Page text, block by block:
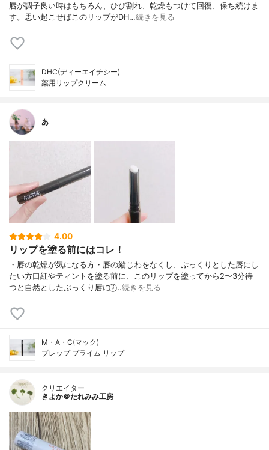
唇が調子良い時はもちろん、ひび割れ、乾燥もつけて回復、保ち続けま
す。思い起こせばこのリップがDH…続きを見る
DHC(ディーエイチシー)
薬用リップクリーム
あ
4.00
リップを塗る前にはコレ！
・唇の乾燥が気になる方・唇の縦じわをなくし、ぷっくりとした唇にし
たい方口紅やティントを塗る前に、このリップを塗ってから2〜3分待
つと自然としたぷっくり唇に⍤⃝︎…続きを見る
M・A・C(マック)
プレップ プライム リップ
クリエイター
きよか＠たれみみ工房